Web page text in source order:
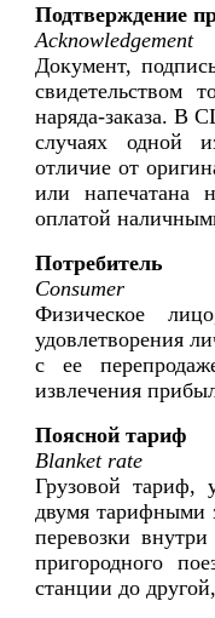
Подтверждение
Acknowledgement
Документ,
свидетельством
наряда-заказа. В
случаях одной
отличие от
или напечатана
оплатой
Потребитель
Consumer
Физическое
удовлетворения
с ее
извлечения
Поясной тариф
Blanket rate
Грузовой тариф,
двумя тарифными
перевозки
пригородного
станции до